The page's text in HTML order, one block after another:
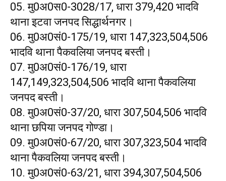
05. मु0अ0स0-3028/17, धारा 379,420 भादवि
थाना इटवा जनपद सिद्धार्थनगर।
06. मु0अ0सं0-175/19, धारा 147,323,504,506
भादवि थाना पैकवलिया जनपद बस्ती।
07. मु0अ0सं0-176/19, धारा
147,149,323,504,506 भादवि थाना पैकवलिया
जनपद बस्ती।
08. मु0अ0सं0-37/20, धारा 307,504,506 भादवि
थाना छपिया जनपद गोण्डा।
09. मु0अ0सं0-67/20, धारा 307,323,504 भादवि
थाना पैकवलिया जनपद बस्ती।
10. मु0अ0सं0-63/21, धारा 394,307,504,506